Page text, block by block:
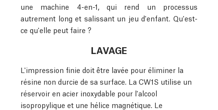
une machine 4-en-1, qui rend un processus
autrement long et salissant un jeu d'enfant. Qu'est-
ce qu'elle peut faire ?
LAVAGE
L'impression finie doit être lavée pour éliminer la
résine non durcie de sa surface. La CW1S utilise un
réservoir en acier inoxydable pour l'alcool
isopropylique et une hélice magnétique. Le